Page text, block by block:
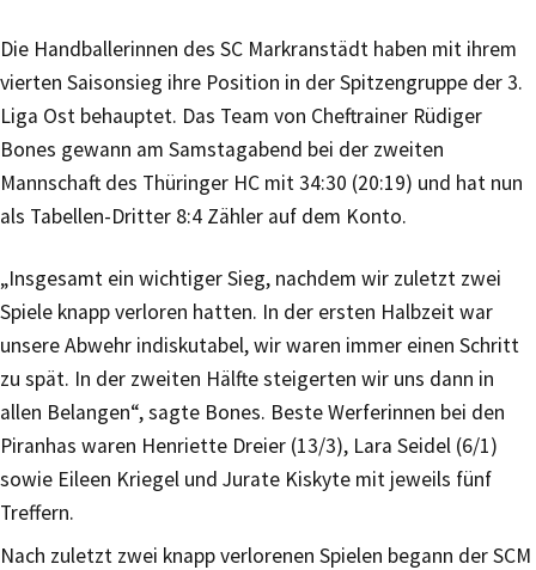
Die Handballerinnen des SC Markranstädt haben mit ihrem
vierten Saisonsieg ihre Position in der Spitzengruppe der 3.
Liga Ost behauptet. Das Team von Cheftrainer Rüdiger
Bones gewann am Samstagabend bei der zweiten
Mannschaft des Thüringer HC mit 34:30 (20:19) und hat nun
als Tabellen-Dritter 8:4 Zähler auf dem Konto.
„Insgesamt ein wichtiger Sieg, nachdem wir zuletzt zwei
Spiele knapp verloren hatten. In der ersten Halbzeit war
unsere Abwehr indiskutabel, wir waren immer einen Schritt
zu spät. In der zweiten Hälfte steigerten wir uns dann in
allen Belangen“, sagte Bones. Beste Werferinnen bei den
Piranhas waren Henriette Dreier (13/3), Lara Seidel (6/1)
sowie Eileen Kriegel und Jurate Kiskyte mit jeweils fünf
Treffern.
Nach zuletzt zwei knapp verlorenen Spielen begann der SCM